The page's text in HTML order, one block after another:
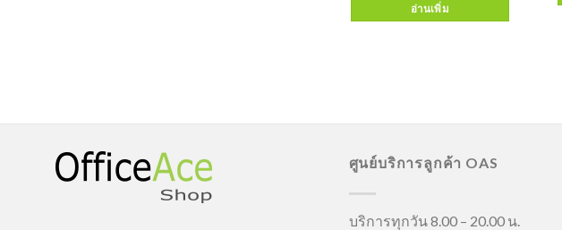
อ่านเพิ่ม
ศูนย์บริการลูกค้า OAS
บริการทุกวัน 8.00 – 20.00 น.